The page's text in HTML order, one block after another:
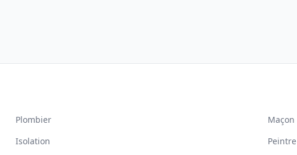
Plombier
Maçon
Isolation Peintre